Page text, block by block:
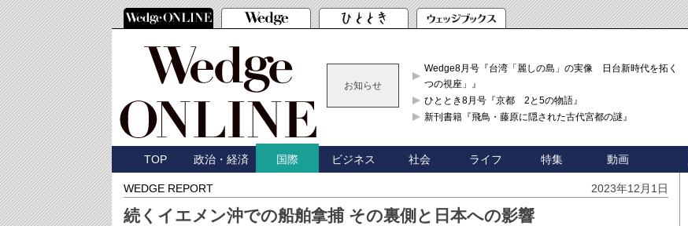
お知らせ
Wedge8月号『台湾「麗しの島」の実像 日台新時代を拓く「3
つの視座」』
ひととき8月号『京都 2と5の物語』
新刊書籍『飛鳥・藤原に隠された古代宮都の謎』
TOP 政治・経済 国際 ビジネス 社会 ライフ 特集 動画
WEDGE REPORT 2023年12月1日
続くイエメン沖での船舶拿捕 その裏側と日本への影響